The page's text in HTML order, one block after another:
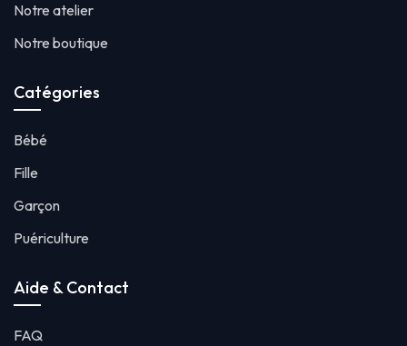
Notre atelier
Notre boutique
Catégories
Bébé
Fille
Garçon
Puériculture
Aide & Contact
FAQ